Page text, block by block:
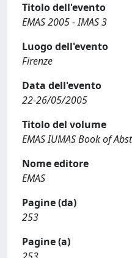
Titolo dell'evento
EMAS 2005 - IMAS 3
Luogo dell'evento
Firenze
Data dell'evento
22-26/05/2005
Titolo del volume
EMAS IUMAS Book of
Nome editore
EMAS
Pagine (da)
253
Pagine (a)